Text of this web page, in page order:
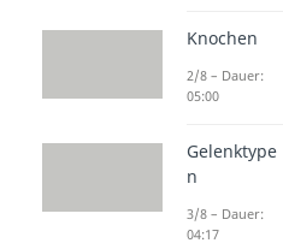
Neben dem
die Ohren
Sie sind für
Beispiel
Knochen
2/8 – Dauer:
05:00
Gelenktype
n
3/8 – Dauer:
04:17